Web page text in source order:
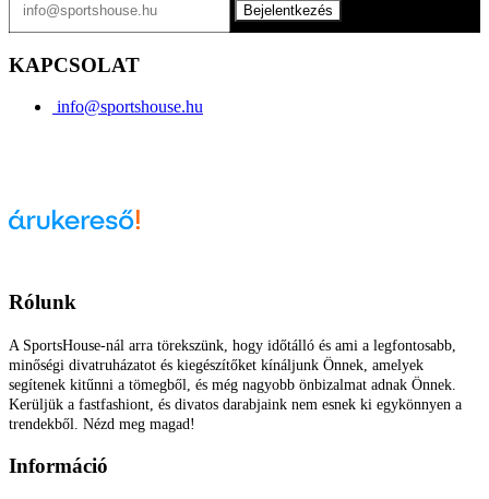
Bejelentkezés
KAPCSOLAT
info@sportshouse.hu
Rólunk
A SportsHouse-nál arra törekszünk, hogy időtálló és ami a legfontosabb,
minőségi divatruházatot és kiegészítőket kínáljunk Önnek, amelyek
segítenek kitűnni a tömegből, és még nagyobb önbizalmat adnak Önnek.
Kerüljük a fastfashiont, és divatos darabjaink nem esnek ki egykönnyen a
trendekből. Nézd meg magad!
Információ